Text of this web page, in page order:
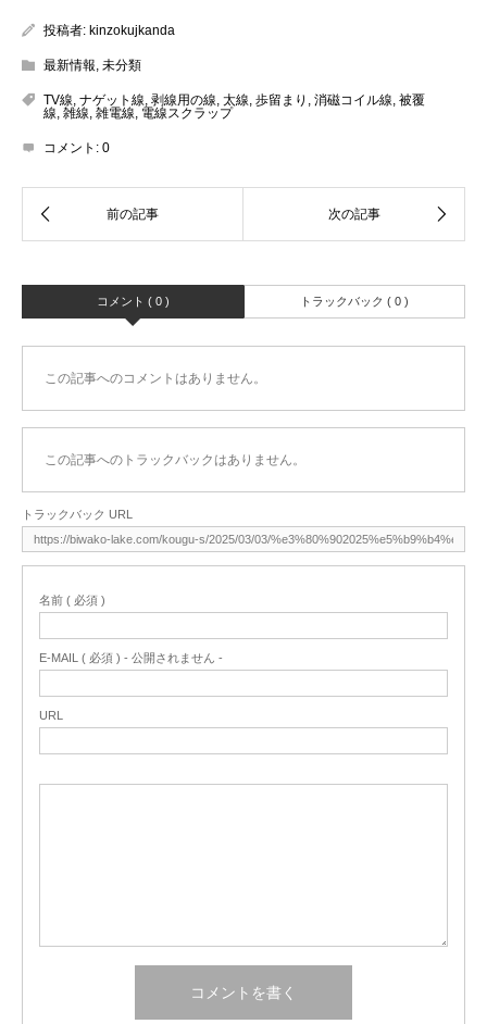
投稿者: kinzokujkanda
最新情報, 未分類
TV線, ナゲット線, 剥線用の線, 太線, 歩留まり , 消磁コイル線, 被覆
線, 雑線, 雑電線, 電線スクラップ
コメント: 0
コメント ( 0 ) トラックバック ( 0 )
この記事へのコメントはありません。
この記事へのトラックバックはありません。
トラックバック URL
名前 ( 必須 )
E-MAIL ( 必須 ) - 公開されません -
URL